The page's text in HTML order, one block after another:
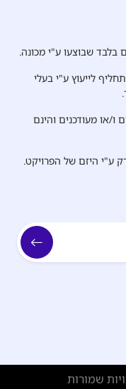
שבוצעו ע"י מכונה.
לייעוץ ע"י בעלי
ו/או מעודכנים והינם
ע"י היזם של הפרויקט.